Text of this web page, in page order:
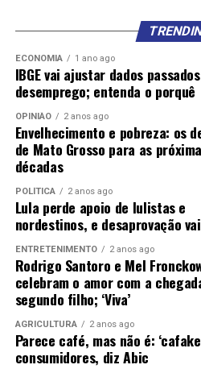
ECONOMIA 1 ano ago
IBGE vai ajustar dados
desemprego; entenda o porquê
OPINIÃO 2 anos ago
Envelhecimento e pobreza: os
de Mato Grosso para as
décadas
POLÍTICA 2 anos ago
Lula perde apoio de lulistas e
nordestinos, e desaprovação
ENTRETENIMENTO 2 anos ago
Rodrigo Santoro e Mel
celebram o amor com a
segundo filho; ‘Viva’
AGRICULTURA 2 anos ago
Parece café, mas não é:
consumidores, diz Abic